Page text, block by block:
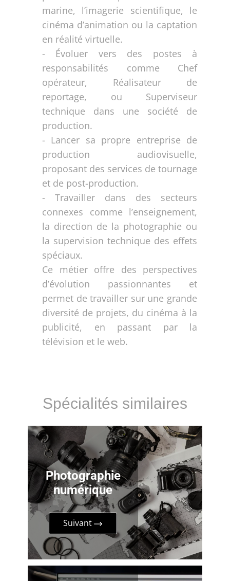
marine, l’imagerie scientifique, le
cinéma d’animation ou la captation
en réalité virtuelle.
- Évoluer vers des postes à
responsabilités comme Chef
opérateur, Réalisateur de
reportage, ou Superviseur
technique dans une société de
production.
- Lancer sa propre entreprise de
production audiovisuelle,
proposant des services de tournage
et de post-production.
- Travailler dans des secteurs
connexes comme l’enseignement,
la direction de la photographie ou
la supervision technique des effets
spéciaux.
Ce métier offre des perspectives
d’évolution passionnantes et
permet de travailler sur une grande
diversité de projets, du cinéma à la
publicité, en passant par la
télévision et le web.
Spécialités similaires
Photographie
numérique
Suivant